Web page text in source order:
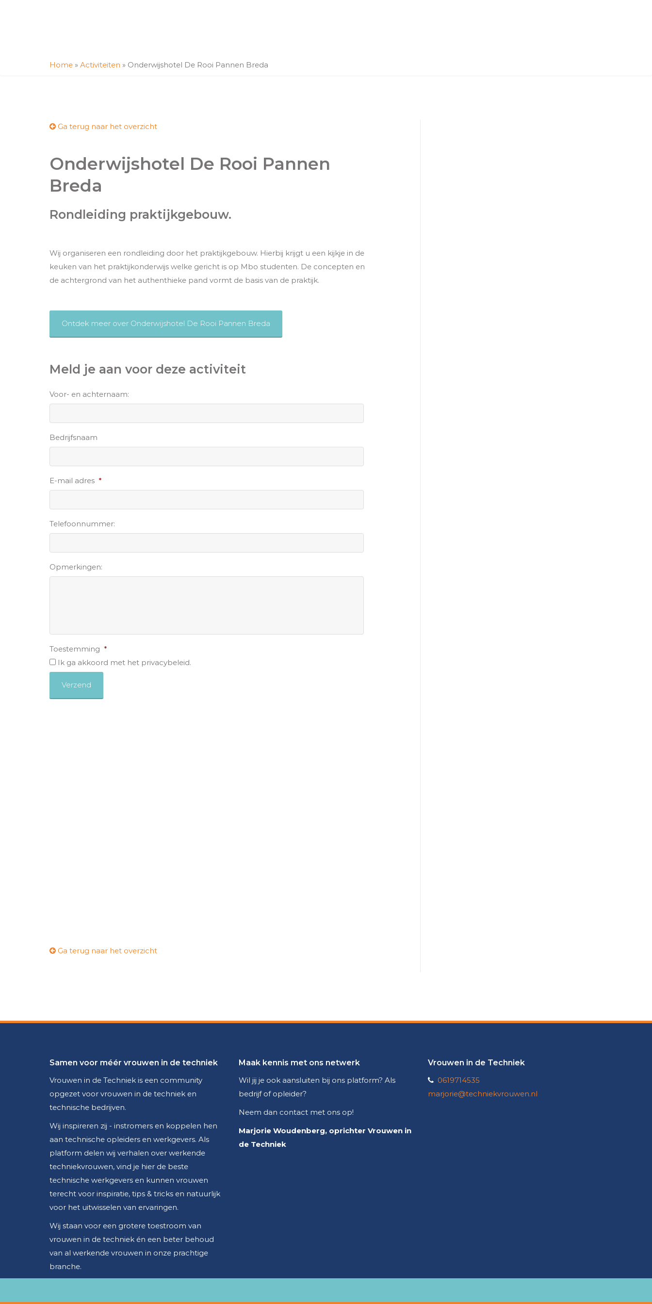
Home » Activiteiten » Onderwijshotel De Rooi Pannen Breda
Ga terug naar het overzicht
Onderwijshotel De Rooi Pannen
Breda
Rondleiding praktijkgebouw.
Wij organiseren een rondleiding door het praktijkgebouw. Hierbij krijgt u een kijkje in de
keuken van het praktijkonderwijs welke gericht is op Mbo studenten. De concepten en
de achtergrond van het authenthieke pand vormt de basis van de praktijk.
Ontdek meer over Onderwijshotel De Rooi Pannen Breda
Meld je aan voor deze activiteit
Voor- en achternaam:
Bedrijfsnaam
E-mail adres *
Telefoonnummer:
Opmerkingen:
Toestemming *
Ik ga akkoord met het privacybeleid.
Ga terug naar het overzicht
Samen voor méér vrouwen in de techniek
Vrouwen in de Techniek is een community
opgezet voor vrouwen in de techniek en
technische bedrijven.
Wij inspireren zij - instromers en koppelen hen
aan technische opleiders en werkgevers. Als
platform delen wij verhalen over werkende
techniekvrouwen, vind je hier de beste
technische werkgevers en kunnen vrouwen
terecht voor inspiratie, tips & tricks en natuurlijk
voor het uitwisselen van ervaringen.
Wij staan voor een grotere toestroom van
vrouwen in de techniek én een beter behoud
van al werkende vrouwen in onze prachtige
branche.
Maak kennis met ons netwerk
Wil jij je ook aansluiten bij ons platform? Als
bedrijf of opleider?
Neem dan contact met ons op!
Marjorie Woudenberg, oprichter Vrouwen in
de Techniek
Vrouwen in de Techniek
0619714535
marjorie@techniekvrouwen.nl